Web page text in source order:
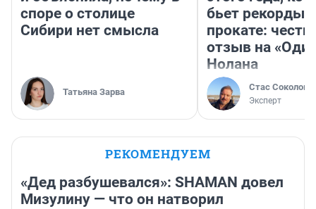
споре о столице
Сибири нет смысла
Татьяна Зарва
бьет рекорды в
прокате:
отзыв на
Нолана
Стас Соколов
Эксперт
РЕКОМЕНДУЕМ
«Дед разбушевался»: SHAMAN довел
Мизулину — что он натворил